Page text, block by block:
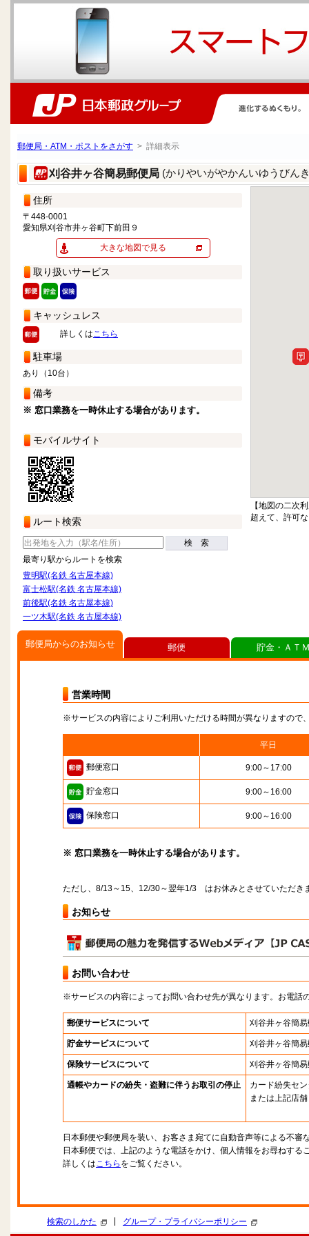
郵便局・ATM・ポストをさがす > 詳細表示
刈谷井ヶ谷簡易郵便局 (かりやいがやかんいゆうびん
住所
〒448-0001
愛知県刈谷市井ヶ谷町下前田９
大きな地図で見る
取り扱いサービス
キャッシュレス
詳しくはこちら
駐車場
あり（10台）
備考
※ 窓口業務を一時休止する場合があります。
モバイルサイト
ルート検索
検 索
最寄り駅からルートを検索
豊明駅(名鉄 名古屋本線)
富士松駅(名鉄 名古屋本線)
前後駅(名鉄 名古屋本線)
一ツ木駅(名鉄 名古屋本線)
【地図の二次
超えて、許可
郵便局からのお知らせ
営業時間
※サービスの内容によりご利用いただける時間が異なりますので
平日
郵便窓口 9:00～17:00
貯金窓口 9:00～16:00
保険窓口 9:00～16:00
※ 窓口業務を一時休止する場合があります。
ただし、8/13～15、12/30～翌年1/3 はお休みとさせていただき
お知らせ
お問い合わせ
※サービスの内容によってお問い合わせ先が異なります。お電話
郵便サービスについて 刈谷井ヶ谷簡
貯金サービスについて 刈谷井ヶ谷簡
保険サービスについて 刈谷井ヶ谷簡
通帳やカードの紛失・盗難に伴うお取引の停止
カード紛失セ
または上記店舗
日本郵便や郵便局を装い、お客さま宛てに自動音声等による不審
日本郵便では、上記のような電話をかけ、個人情報をお尋ねする
詳しくはこちら をご覧ください。
郵便 貯金・ＡＴ
検索のしかた グループ・プライバシーポリシー